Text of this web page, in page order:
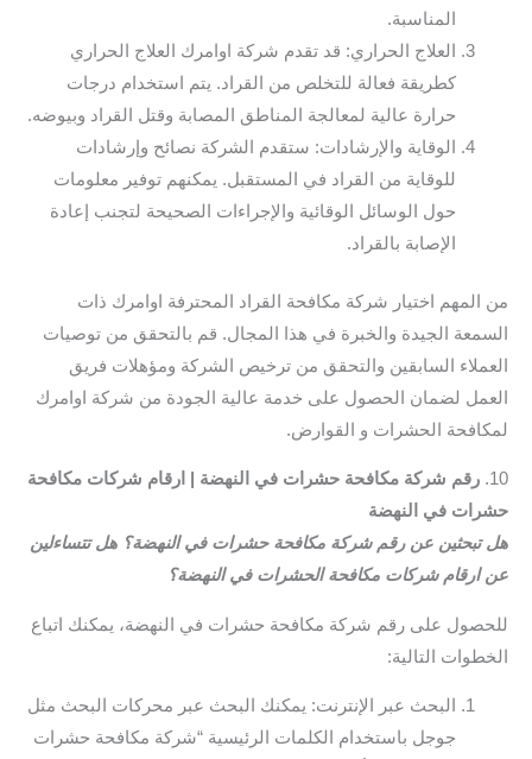
المناسبة.
العلاج الحراري: قد تقدم شركة اوامرك العلاج الحراري
كطريقة فعالة للتخلص من القراد. يتم استخدام درجات
حرارة عالية لمعالجة المناطق المصابة وقتل القراد وبيوضه.
الوقاية والإرشادات: ستقدم الشركة نصائح وإرشادات
للوقاية من القراد في المستقبل. يمكنهم توفير معلومات
حول الوسائل الوقائية والإجراءات الصحيحة لتجنب إعادة
الإصابة بالقراد.
من المهم اختيار شركة مكافحة القراد المحترفة اوامرك ذات
السمعة الجيدة والخبرة في هذا المجال. قم بالتحقق من توصيات
العملاء السابقين والتحقق من ترخيص الشركة ومؤهلات فريق
العمل لضمان الحصول على خدمة عالية الجودة من شركة اوامرك
لمكافحة الحشرات و القوارض.
10. رقم شركة مكافحة حشرات في النهضة | ارقام شركات مكافحة
حشرات في النهضة
هل تبحثين عن رقم شركة مكافحة حشرات في النهضة؟ هل تتساءلين
عن ارقام شركات مكافحة الحشرات في النهضة؟
للحصول على رقم شركة مكافحة حشرات في النهضة، يمكنك اتباع
الخطوات التالية:
البحث عبر الإنترنت: يمكنك البحث عبر محركات البحث مثل
جوجل باستخدام الكلمات الرئيسية “شركة مكافحة حشرات